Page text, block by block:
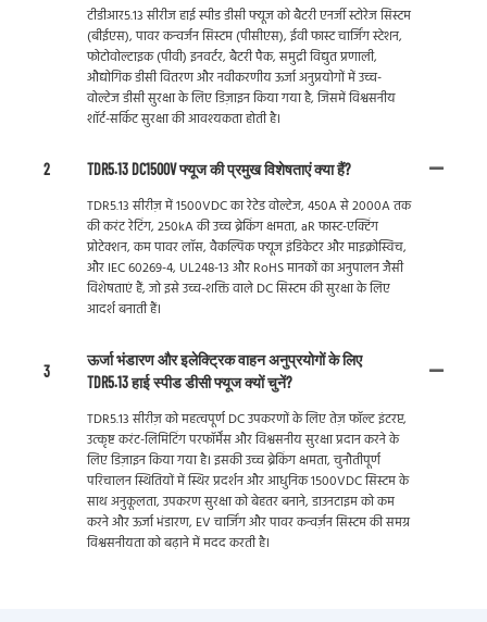
टीडीआर5.13 सीरीज हाई स्पीड डीसी फ्यूज को बैटरी एनर्जी स्टोरेज सिस्टम
(बीईएस), पावर कन्वर्जन सिस्टम (पीसीएस), ईवी फास्ट चार्जिंग स्टेशन,
फोटोवोल्टाइक (पीवी) इनवर्टर, बैटरी पैक, समुद्री विद्युत प्रणाली,
औद्योगिक डीसी वितरण और नवीकरणीय ऊर्जा अनुप्रयोगों में उच्च-
वोल्टेज डीसी सुरक्षा के लिए डिज़ाइन किया गया है, जिसमें विश्वसनीय
शॉर्ट-सर्किट सुरक्षा की आवश्यकता होती है।
2 TDR5.13 DC1500V फ्यूज की प्रमुख विशेषताएं क्या हैं?
TDR5.13 सीरीज़ में 1500VDC का रेटेड वोल्टेज, 450A से 2000A तक
की करंट रेटिंग, 250kA की उच्च ब्रेकिंग क्षमता, aR फास्ट-एक्टिंग
प्रोटेक्शन, कम पावर लॉस, वैकल्पिक फ्यूज इंडिकेटर और माइक्रोस्विच,
और IEC 60269-4, UL248-13 और RoHS मानकों का अनुपालन जैसी
विशेषताएं हैं, जो इसे उच्च-शक्ति वाले DC सिस्टम की सुरक्षा के लिए
आदर्श बनाती हैं।
3
ऊर्जा भंडारण और इलेक्ट्रिक वाहन अनुप्रयोगों के लिए
TDR5.13 हाई स्पीड डीसी फ्यूज क्यों चुनें?
TDR5.13 सीरीज़ को महत्वपूर्ण DC उपकरणों के लिए तेज़ फॉल्ट इंटरप्ट,
उत्कृष्ट करंट-लिमिटिंग परफॉर्मेंस और विश्वसनीय सुरक्षा प्रदान करने के
लिए डिज़ाइन किया गया है। इसकी उच्च ब्रेकिंग क्षमता, चुनौतीपूर्ण
परिचालन स्थितियों में स्थिर प्रदर्शन और आधुनिक 1500VDC सिस्टम के
साथ अनुकूलता, उपकरण सुरक्षा को बेहतर बनाने, डाउनटाइम को कम
करने और ऊर्जा भंडारण, EV चार्जिंग और पावर कन्वर्ज़न सिस्टम की समग्र
विश्वसनीयता को बढ़ाने में मदद करती है।